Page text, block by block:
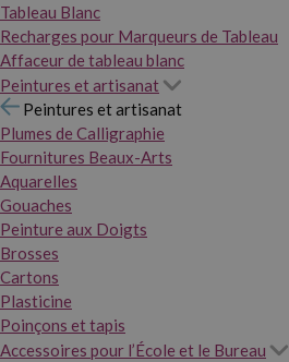
Tableau Blanc
Recharges pour Marqueurs de Tableau
Affaceur de tableau blanc
Peintures et artisanat
Peintures et artisanat
Plumes de Calligraphie
Fournitures Beaux-Arts
Aquarelles
Gouaches
Peinture aux Doigts
Brosses
Cartons
Plasticine
Poinçons et tapis
Accessoires pour l’École et le Bureau